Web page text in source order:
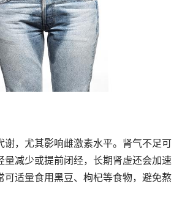
谢，尤其影响雌激素水平。肾气不足可
量减少或提前闭经，长期肾虚还会加速
可适量食用黑豆、枸杞等食物，避免熬